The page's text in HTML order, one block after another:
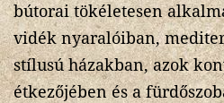
bútorai tökéletesen
vidék nyaralóiban,
stílusú házakban, azok
étkezőjében és a